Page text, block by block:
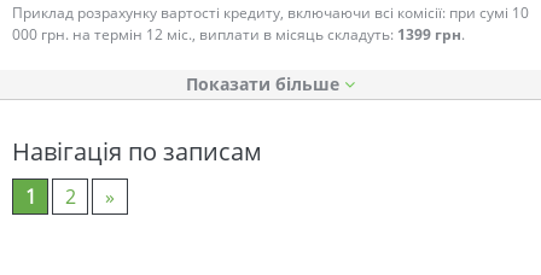
Приклад розрахунку вартості кредиту, включаючи всі комісії: при сумі 10
000 грн. на термін 12 міс., виплати в місяць складуть: 1399 грн.
Показати
Навігація по записам
1 2 »